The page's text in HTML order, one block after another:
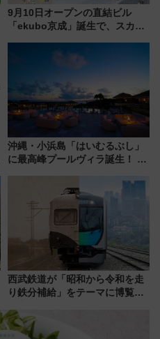
9月10日オープンの直結ビル
「ekubo京成」誕生で、スカイ
新鎌ヶ谷はどう変わる？ 全テナ
沖縄・小浜島「はいむるぶし」
に最高峰プールヴィラ誕生！ 石
美旅「何もしない贅沢」を体験
してみない？
西武鉄道が「昭和から令和を走
り鉄分補給」をテーマに博覧会
14日から 新車両「トキイロ」体
験ブースも アクセスや申込方法